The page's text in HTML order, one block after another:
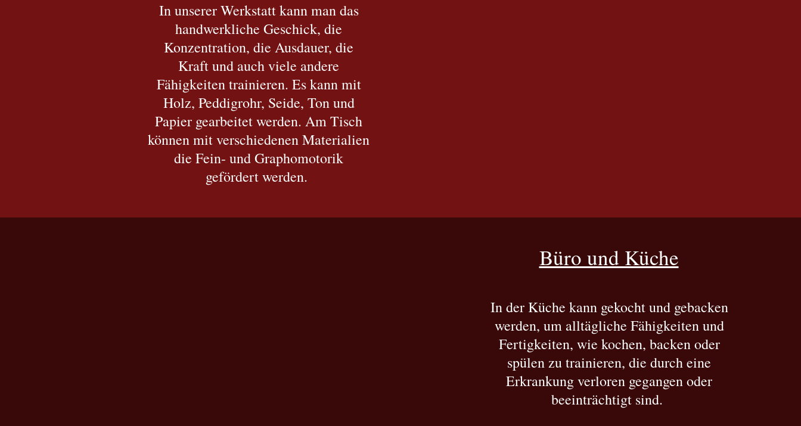
In unserer Werkstatt kann man das
handwerkliche Geschick, die
Konzentration, die Ausdauer, die
Kraft und auch viele andere
Fähigkeiten trainieren. Es kann mit
Holz, Peddigrohr, Seide, Ton und
Papier gearbeitet werden. Am Tisch
können mit verschiedenen Materialien
die Fein- und Graphomotorik
gefördert werden.
Büro und Küche
In der Küche kann gekocht und gebacken
werden, um alltägliche Fähigkeiten und
Fertigkeiten, wie kochen, backen oder
spülen zu trainieren, die durch eine
Erkrankung verloren gegangen oder
beeinträchtigt sind.